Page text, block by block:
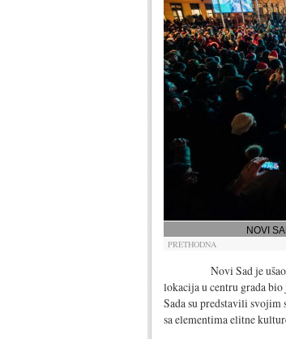
NOVI
PRETHODNA
Novi Sad je ušao u
lokacija u centru grada
Sada su predstavili
sa elementima elitne